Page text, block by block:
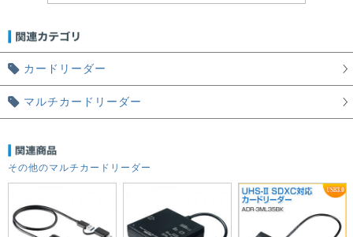
カードリーダー
マルチカードリーダー
その他のマルチカードリーダー